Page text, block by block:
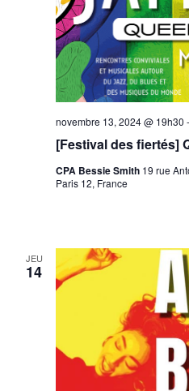
[Festival des fiertés]
novembre 13, 2024 @ 19h30
CPA Bessie Smith 19 rue
Paris 12, France
JEU
14